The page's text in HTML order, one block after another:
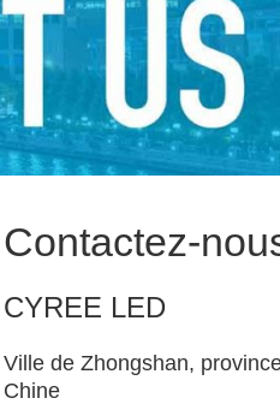
Contactez-
CYREE LED
Ville de Zhongshan,
Chine